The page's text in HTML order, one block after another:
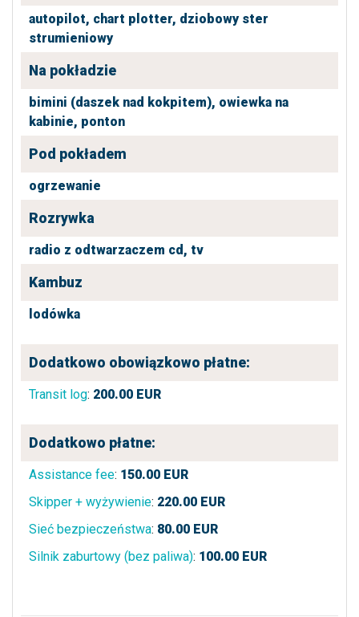
autopilot, chart plotter, dziobowy ster
strumieniowy
Na pokładzie
bimini (daszek nad kokpitem), owiewka na
kabinie, ponton
Pod pokładem
ogrzewanie
Rozrywka
radio z odtwarzaczem cd, tv
Kambuz
lodówka
Dodatkowo obowiązkowo płatne:
Transit log: 200.00 EUR
Dodatkowo płatne:
Assistance fee: 150.00 EUR
Skipper + wyżywienie: 220.00 EUR
Sieć bezpieczeństwa: 80.00 EUR
Silnik zaburtowy (bez paliwa): 100.00 EUR